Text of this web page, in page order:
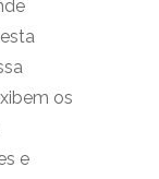
os
e